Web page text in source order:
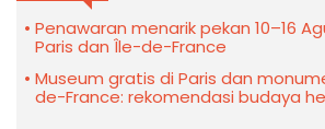
Penawaran menarik pekan 10–16
Paris dan Île-de-France
Museum gratis di Paris dan
de-France: rekomendasi budaya